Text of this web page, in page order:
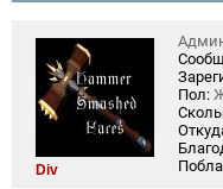
Div
Пол: